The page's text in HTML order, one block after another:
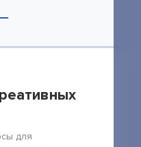
для